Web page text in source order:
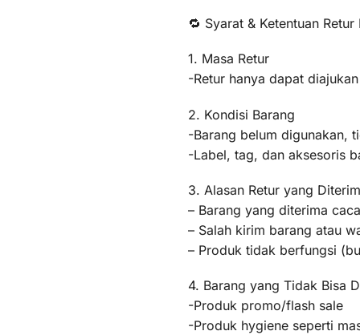
🔁 Syarat & Ketentuan Retur
1. Masa Retur
-Retur hanya dapat
2. Kondisi Barang
-Barang belum digunakan,
-Label, tag, dan aksesoris
3. Alasan Retur yang
– Barang yang diterima
– Salah kirim barang atau
– Produk tidak berfungsi
4. Barang yang Tidak Bisa
-Produk promo/flash sale
-Produk hygiene seperti